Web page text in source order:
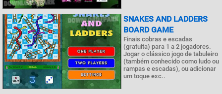
SNAKES AND LADDERS
BOARD GAME
Finais cobras e escadas
(gratuita) para 1 a 2 jogadores.
Jogar o clássico jogo de tabuleiro
(também conhecido como ludo ou
rampas e escadas), ou adicionar
um toque exc..